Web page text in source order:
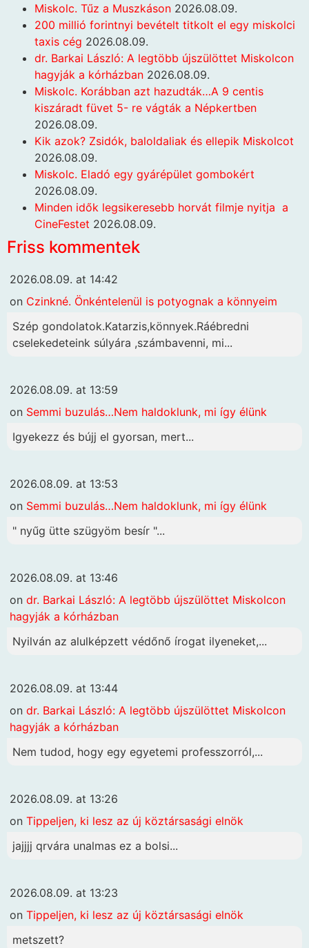
Miskolc. Tűz a Muszkáson 2026.08.09.
200 millió forintnyi bevételt titkolt el egy miskolci
taxis cég 2026.08.09.
dr. Barkai László: A legtöbb újszülöttet Miskolcon
hagyják a kórházban 2026.08.09.
Miskolc. Korábban azt hazudták…A 9 centis
kiszáradt füvet 5- re vágták a Népkertben
2026.08.09.
Kik azok? Zsidók, baloldaliak és ellepik Miskolcot
2026.08.09.
Miskolc. Eladó egy gyárépület gombokért
2026.08.09.
Minden idők legsikeresebb horvát filmje nyitja a
CineFestet 2026.08.09.
Friss kommentek
2026.08.09. at 14:42
on Czinkné. Önkéntelenül is potyognak a könnyeim
Szép gondolatok.Katarzis,könnyek.Ráébredni
cselekedeteink súlyára ,számbavenni, mi...
2026.08.09. at 13:59
on Semmi buzulás…Nem haldoklunk, mi így élünk
Igyekezz és bújj el gyorsan, mert...
2026.08.09. at 13:53
on Semmi buzulás…Nem haldoklunk, mi így élünk
" nyűg ütte szügyöm besír "...
2026.08.09. at 13:46
on dr. Barkai László: A legtöbb újszülöttet Miskolcon
hagyják a kórházban
Nyilván az alulképzett védőnő írogat ilyeneket,...
2026.08.09. at 13:44
on dr. Barkai László: A legtöbb újszülöttet Miskolcon
hagyják a kórházban
Nem tudod, hogy egy egyetemi professzorról,...
2026.08.09. at 13:26
on Tippeljen, ki lesz az új köztársasági elnök
jajjjj qrvára unalmas ez a bolsi...
2026.08.09. at 13:23
on Tippeljen, ki lesz az új köztársasági elnök
metszett?